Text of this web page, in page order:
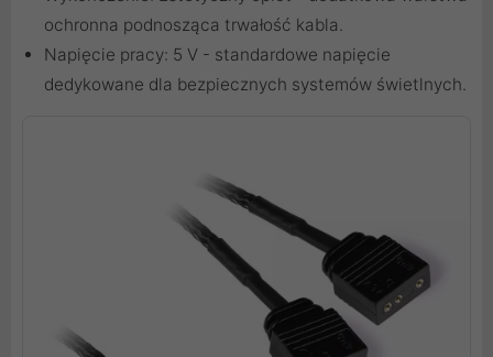
ochronna podnosząca trwałość kabla.
Napięcie pracy: 5 V - standardowe napięcie
dedykowane dla bezpiecznych systemów świetlnych.